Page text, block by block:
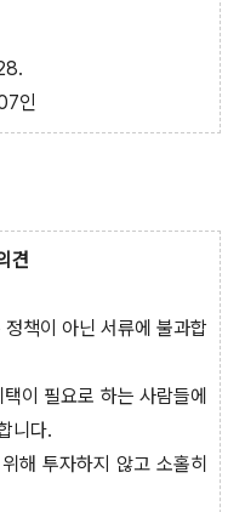
인
견
책이 아닌 서류에 불과합
이 필요로 하는 사람들에
니다.
해 투자하지 않고 소홀히